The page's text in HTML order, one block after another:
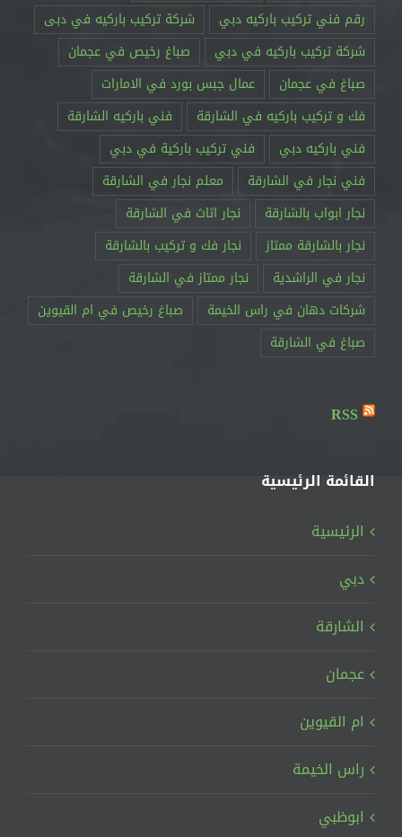
رقم فني تركيب باركيه دبي
شركة تركيب باركيه في دبى
شركة تركيب باركيه في دبي
صباغ رخيص في عجمان
صباغ في عجمان
عمال جبس بورد في الامارات
فك و تركيب باركيه في الشارقة
فني باركيه الشارقة
فني باركيه دبي
فني تركيب باركية في دبي
فني نجار في الشارقة
معلم نجار في الشارقة
نجار ابواب بالشارقة
نجار اثاث في الشارقة
نجار بالشارقة ممتاز
نجار فك و تركيب بالشارقة
نجار في الراشدية
نجار ممتاز في الشارقة
RSS
القائمة الرئيسية
الرئيسية
دبي
الشارقة
عجمان
ام القيوين
راس الخيمة
ابوظبي